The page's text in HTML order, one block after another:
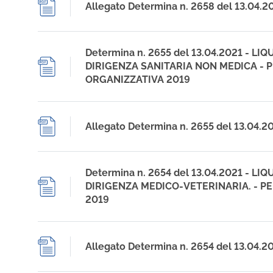
Allegato Determina n. 2658 del
Determina n. 2655 del 13.04.2021 -
DIRIGENZA SANITARIA NON MEDICA -
ORGANIZZATIVA 2019
Allegato Determina n. 2655 del
Determina n. 2654 del 13.04.2021 -
DIRIGENZA MEDICO-VETERINARIA. -
2019
Allegato Determina n. 2654 del